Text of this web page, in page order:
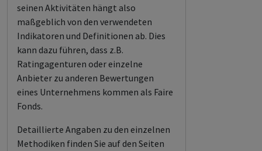
seinen Aktivitäten hängt also
maßgeblich von den verwendeten
Indikatoren und Definitionen ab. Dies
kann dazu führen, dass z.B.
Ratingagenturen oder einzelne
Anbieter zu anderen Bewertungen
eines Unternehmens kommen als Faire
Fonds.
Detaillierte Angaben zu den einzelnen
Methodiken finden Sie auf den Seiten